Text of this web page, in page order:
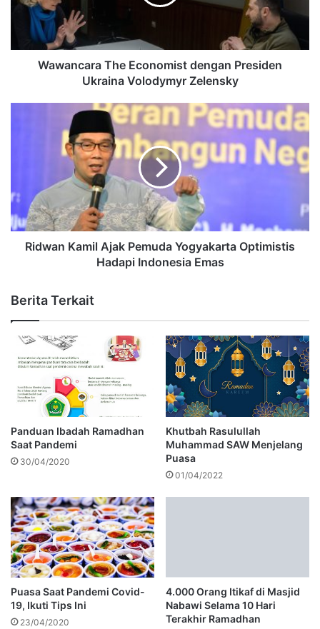
Wawancara The Economist dengan Presiden
Ukraina Volodymyr Zelensky
Ridwan Kamil Ajak Pemuda Yogyakarta Optimistis
Hadapi Indonesia Emas
Berita Terkait
Panduan Ibadah Ramadhan
Saat Pandemi
30/04/2020
Khutbah Rasulullah
Muhammad SAW Menjelang
Puasa
01/04/2022
Puasa Saat Pandemi Covid-
19, Ikuti Tips Ini
23/04/2020
4.000 Orang Itikaf di Masjid
Nabawi Selama 10 Hari
Terakhir Ramadhan